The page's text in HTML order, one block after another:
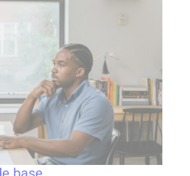
le formulaire
la fiche
nous